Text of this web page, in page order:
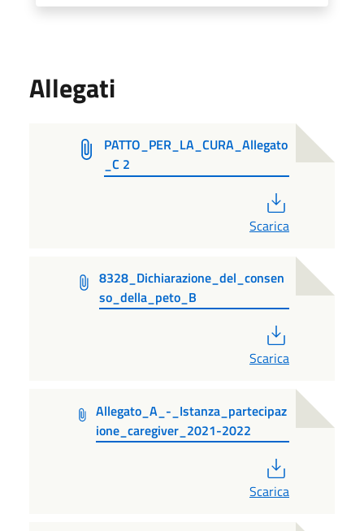
Allegati
PATTO_PER_LA_CURA_Allegato
_C 2
Scarica
8328_Dichiarazione_del_consen
so_della_peto_B
Scarica
Allegato_A_-_Istanza_partecipaz
ione_caregiver_2021-2022
Scarica